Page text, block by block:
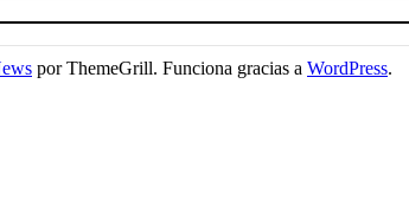
por ThemeGrill. Funciona gracias a WordPress.